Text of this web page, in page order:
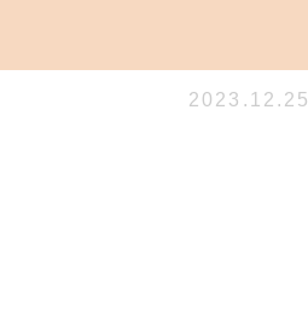
2023.12.25